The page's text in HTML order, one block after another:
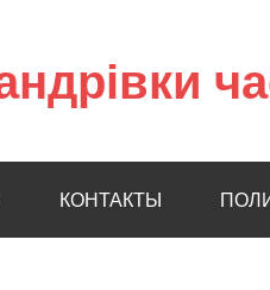
КОНТАКТЫ